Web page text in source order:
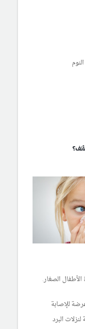
الصغار.
للإصابة
البرد